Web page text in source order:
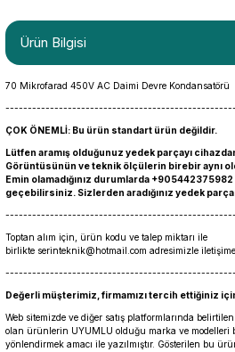
Ürün Bilgisi
70 Mikrofarad 450V AC Daimi Devre Kondansatörü
ÇOK ÖNEMLİ: Bu ürün standart ürün değildir.
Lütfen aramış olduğunuz yedek parçayı
Görüntüsünün ve teknik ölçülerin birebir aynı
Emin olamadığınız durumlarda
geçebilirsiniz. Sizlerden aradığınız yedek
Toptan alım için, ürün kodu ve talep miktarı ile
birlikte serinteknik@hotmail.com adresimizle
Değerli müşterimiz, firmamızı tercih ettiğiniz
Web sitemizde ve diğer satış platformlarında
olan ürünlerin UYUMLU olduğu marka ve modelleri
yönlendirmek amacı ile yazılmıştır. Gösterilen bu